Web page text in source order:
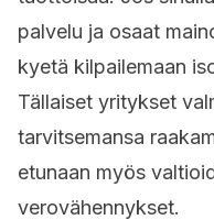
palvelu ja osaat
kyetä kilpailemaan
Tällaiset yritykset
tarvitsemansa
etunaan myös
verovähennykset.